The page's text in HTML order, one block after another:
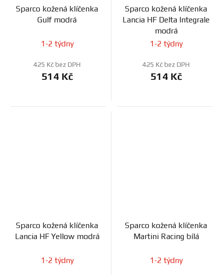
Sparco kožená klíčenka
Gulf modrá
1-2 týdny
425 Kč bez DPH
514 Kč
Sparco kožená klíčenka
Lancia HF Delta Integrale
modrá
1-2 týdny
425 Kč bez DPH
514 Kč
Sparco kožená klíčenka
Lancia HF Yellow modrá
1-2 týdny
Sparco kožená klíčenka
Martini Racing bílá
1-2 týdny